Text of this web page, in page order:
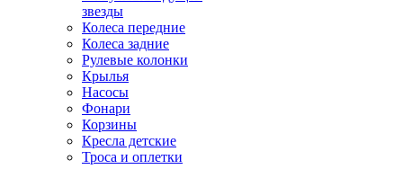
звезды
Колеса передние
Колеса задние
Рулевые колонки
Крылья
Насосы
Фонари
Корзины
Кресла детские
Троса и оплетки